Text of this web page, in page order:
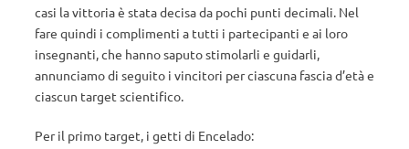
casi la vittoria è stata decisa da pochi punti decimali. Nel
fare quindi i complimenti a tutti i partecipanti e ai loro
insegnanti, che hanno saputo stimolarli e guidarli,
annunciamo di seguito i vincitori per ciascuna fascia d’età e
ciascun target scientifico.
Per il primo target, i getti di Encelado: